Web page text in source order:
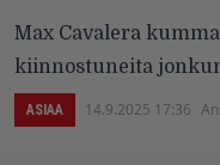
Max Cavalera
kiinnostuneita
ASIAA 14.9.2025 17:36